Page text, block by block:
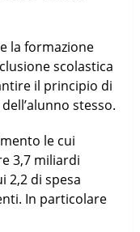
la formazione
scolastica
il principio di
stesso.
le cui
3,7 miliardi
2,2 di spesa
In particolare